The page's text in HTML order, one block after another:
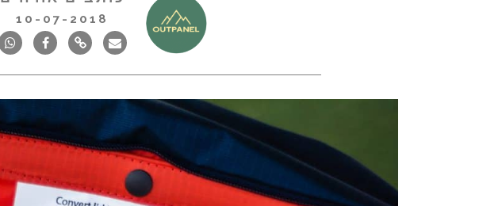
10-07-2018